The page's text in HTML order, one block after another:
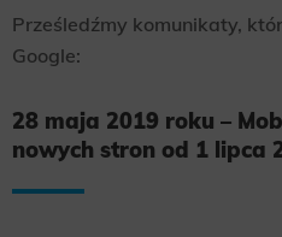
Prześledźmy komunikaty,
Google:
28 maja 2019 roku –
nowych stron od 1 lipca